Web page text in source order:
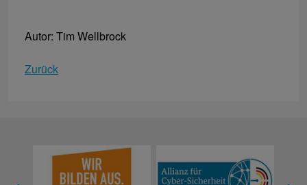
Autor: Tim Wellbrock
Zurück